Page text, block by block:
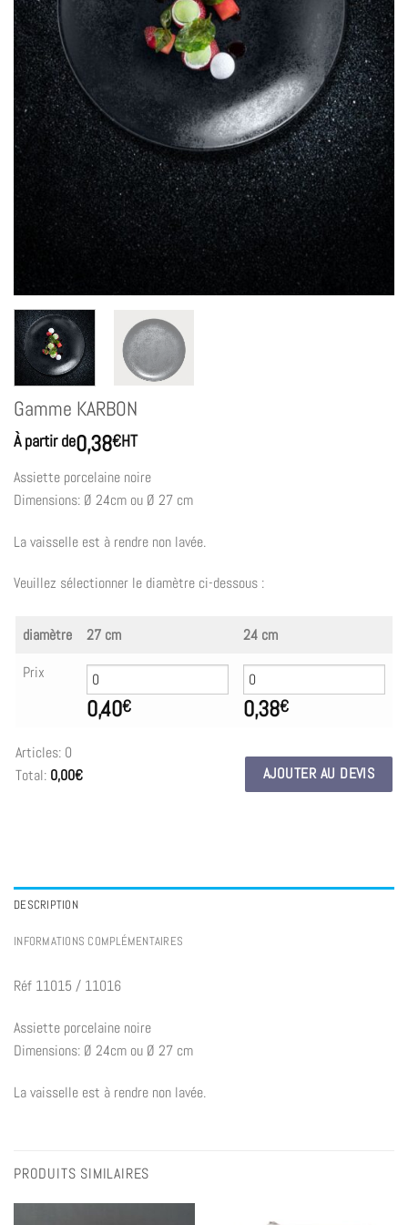
Gamme KARBON
À partir de0,38€HT
Assiette porcelaine noire
Dimensions: Ø 24cm ou Ø 27 cm
La vaisselle est à rendre non lavée.
Veuillez sélectionner le diamètre ci-dessous :
diamètre 27 cm
24 cm
Prix
0,40€ 0,38€
Articles: 0
Total: 0,00€
0,00€
AJOUTER AU DEVIS
DESCRIPTION
INFORMATIONS COMPLÉMENTAIRES
Réf 11015 / 11016
Assiette porcelaine noire
Dimensions: Ø 24cm ou Ø 27 cm
La vaisselle est à rendre non lavée.
PRODUITS SIMILAIRES